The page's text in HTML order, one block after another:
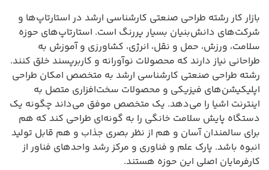
بازار کار رشته طراحی صنعتی کارشناسی ارشد در استارتاپ‌ها و
شرکت‌های دانش‌بنیان بسیار پررنگ است. استارتاپ‌های حوزه
سلامت، ورزش، حمل و نقل، انرژی، کشاورزی و آموزش به
طراحانی نیاز دارند که محصولات نوآورانه و کاربرپسند خلق کنند.
رشته طراحی صنعتی کارشناسی ارشد به متخصص امکان طراحی
اپلیکیشن‌های فیزیکی و محصولات سخت‌افزاری متصل به
اینترنت اشیا را می‌دهد. یک متخصص موفق می‌داند چگونه یک
دستگاه پایش سلامت خانگی را به گونه‌ای طراحی کند که هم
برای سالمندان آسان و هم از نظر بصری جذاب و هم قابل تولید
انبوه باشد. پارک علم و فناوری و مرکز رشد واحدهای فناور از
کارفرمایان اصلی این حوزه هستند.